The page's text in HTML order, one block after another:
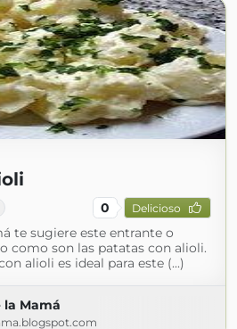
0 Delicioso
te sugiere este entrante o
como son las patatas con alioli.
alioli es ideal para este (...)
la Mamá